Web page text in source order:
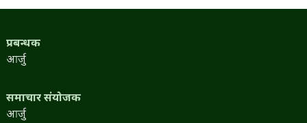
प्रबन्धक
आर्जु
समाचार संयोजक
आर्जु